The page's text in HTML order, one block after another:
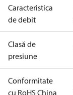
Caracteristica
de debit
Clasă de
presiune
Conformitate
cu RoHS China